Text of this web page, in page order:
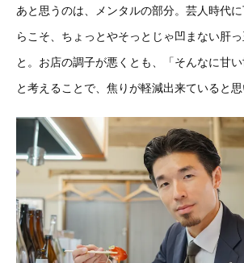
あと思うのは、メンタルの部分。芸人時代
らこそ、ちょっとやそっとじゃ凹まない肝
と。お店の調子が悪くとも、「そんなに甘い
と考えることで、焦りが軽減出来ていると思